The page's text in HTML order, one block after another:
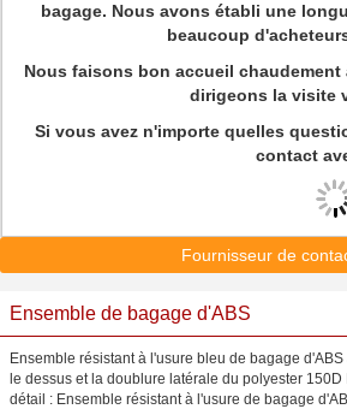
bagage. Nous avons établi une
beaucoup
Nous faisons bon accueil
dirigeons la visite
Si vous avez n'importe quelles
contact
Fournisseur de
Ensemble de bagage d'ABS
Ensemble résistant à l'usure bleu de bagage
le dessus et la doublure latérale du polyester
détail : Ensemble résistant à l'usure de bagage